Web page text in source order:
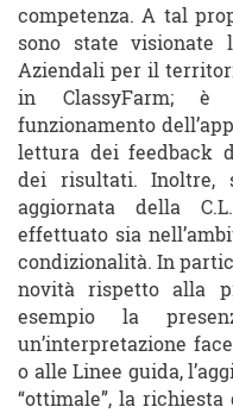
competenza. A tal
sono state visionate
Aziendali per il
in ClassyFarm;
funzionamento
lettura dei feedback
dei risultati. Inoltre,
aggiornata della
effettuato sia
condizionalità. In
novità rispetto alla
esempio la
un’interpretazione
o alle Linee guida,
“ottimale”, la